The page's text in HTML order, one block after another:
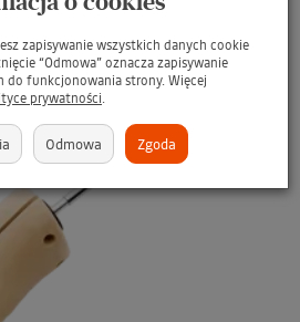
zapisywanie wszystkich danych cookie
“Odmowa” oznacza zapisywanie
do funkcjonowania strony. Więcej
prywatności.
Odmowa Zgoda